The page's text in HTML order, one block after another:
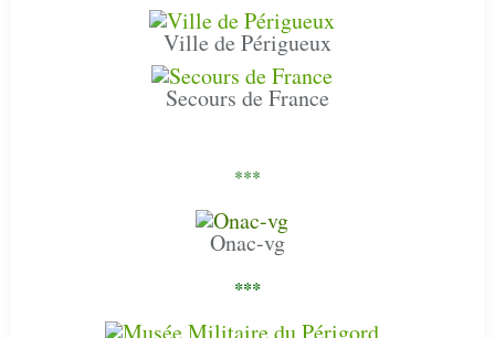
Ville de Périgueux
Secours de France
***
Onac-vg
***